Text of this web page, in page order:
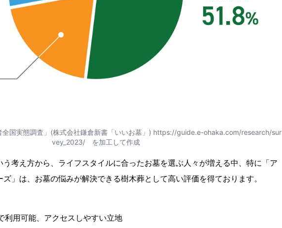
全国実態調査」(株式会社鎌倉新書「いいお墓」) https://guide.e-ohaka.com/research/sur
vey_2023/ を加工して作成
考え方から、ライフスタイルに合ったお墓を選ぶ人々が増える中、特に「ア
」は、お墓の悩みが解決できる樹木葬として高い評価を得ております。
用可能、アクセスしやすい立地